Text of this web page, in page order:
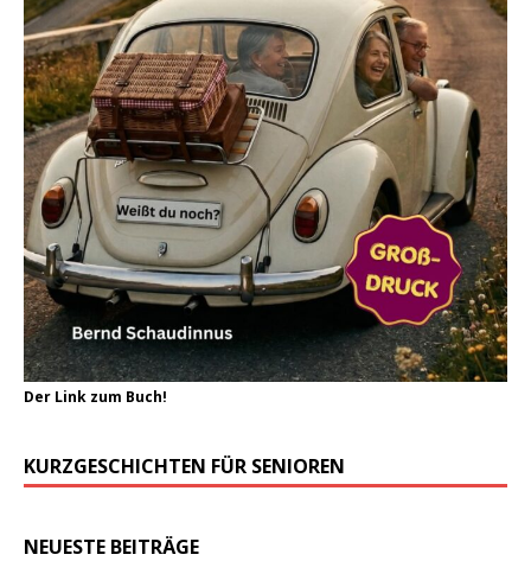
Der Link zum Buch!
KURZGESCHICHTEN FÜR SENIOREN
NEUESTE BEITRÄGE